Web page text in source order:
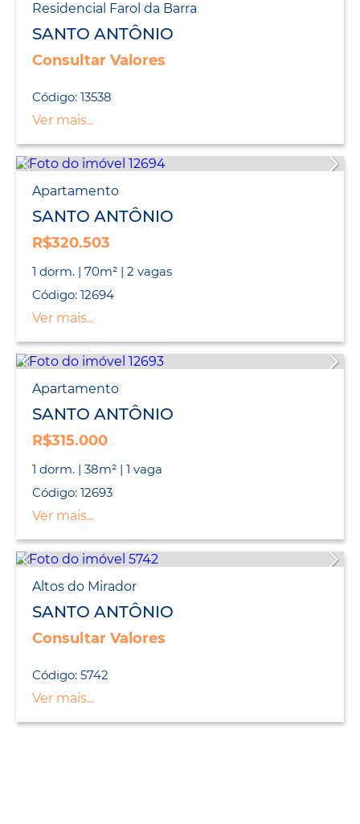
Residencial Farol da Barra
SANTO ANTÔNIO
Consultar Valores
Código: 13538
Ver mais...
Apartamento
SANTO ANTÔNIO
R$320.503
1 dorm. | 70m² | 2 vagas
Código: 12694
Ver mais...
Apartamento
SANTO ANTÔNIO
R$315.000
1 dorm. | 38m² | 1 vaga
Código: 12693
Ver mais...
Altos do Mirador
SANTO ANTÔNIO
Consultar Valores
Código: 5742
Ver mais...